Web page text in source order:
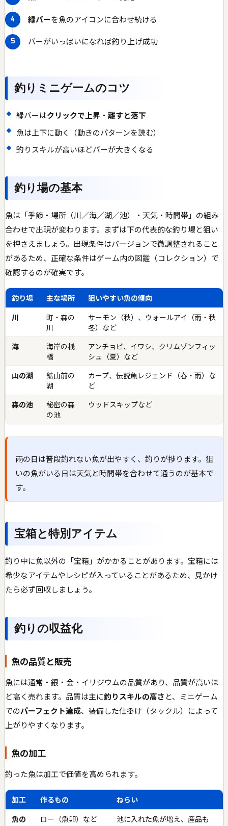
緑バーを魚のアイコンに合わせ続ける
バーがいっぱいになれば釣り上げ成功
釣りミニゲームのコツ
緑バーはクリックで上昇 ・ 離すと落下
魚は上下に動く（動きのパターンを読む）
釣りスキルが高いほどバーが大きくなる
釣り場の基本
魚は「季節・場所（川／海／湖／池）・天気・時間帯」の組み
合わせで出現が変わります。まずは下の代表的な釣り場と狙い
を押さえましょう。出現条件はバージョンで微調整されること
があるため、正確な条件はゲーム内の図鑑（コレクション）で
確認するのが確実です。
釣り場 主な場所
狙いやすい魚の傾向
川
町・森の
川
サーモン（秋）、ウォールアイ（雨・秋
冬）など
海
海岸の桟
橋
アンチョビ、イワシ、クリムゾンフィッ
シュ（夏）など
山の湖
鉱山前の
湖
カープ、伝説魚レジェンド（春・雨）な
ど
森の池
秘密の森
の池
ウッドスキップなど
雨の日は普段釣れない魚が出やすく、釣りが捗ります。狙
いの魚がいる日は天気と時間帯を合わせて通うのが基本で
す。
宝箱と特別アイテム
釣り中に魚以外の「宝箱」がかかることがあります。宝箱には
希少なアイテムやレシピが入っていることがあるため、見かけ
たら必ず回収しましょう。
釣りの収益化
魚の品質と販売
魚には通常・銀・金・イリジウムの品質があり、品質が高いほ
ど高く売れます。品質は主に釣りスキルの高さ と、ミニゲーム
でのパーフェクト達成、装備した仕掛け（タックル）によって
上がりやすくなります。
魚の加工
釣った魚は加工で価値を高められます。
加工 作るもの
ねらい
魚の
ロー（魚卵）など
池に入れた魚が増え、産品も